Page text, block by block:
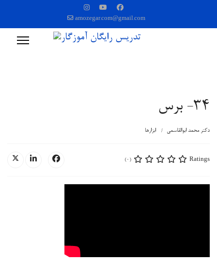
amozegar.com@gmail.com
34- برس
دکتر محمد ابوالقاسمی ابزارها
Ratings
(0)